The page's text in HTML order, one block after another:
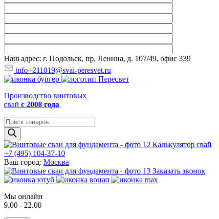
Наш адрес: г. Подольск, пр. Ленина, д. 107/49, офис 339
info+211019@svai-peresvet.ru
Производство винтовых
свай с 2008 года
Поиск
товаров
Калькулятор свай
+7 (495) 104-37-10
Ваш город: Москва
Заказать звонок
Мы онлайн
9.00 - 22.00